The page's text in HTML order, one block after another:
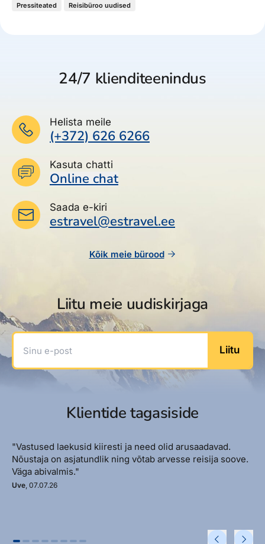
Pressiteated Reisibüroo uudised
24/7 klienditeenindus
Helista meile
(+372) 626 6266
Kasuta chatti
Online chat
Saada e-kiri
estravel@estravel.ee
Kõik meie bürood
Liitu meie uudiskirjaga
Sinu e-post
Liitu
Klientide tagasiside
"Vastused laekusid kiiresti ja need olid arusaadavad.
Nõustaja on asjatundlik ning võtab arvesse reisija soove.
Väga abivalmis."
Uve , 07.07.26